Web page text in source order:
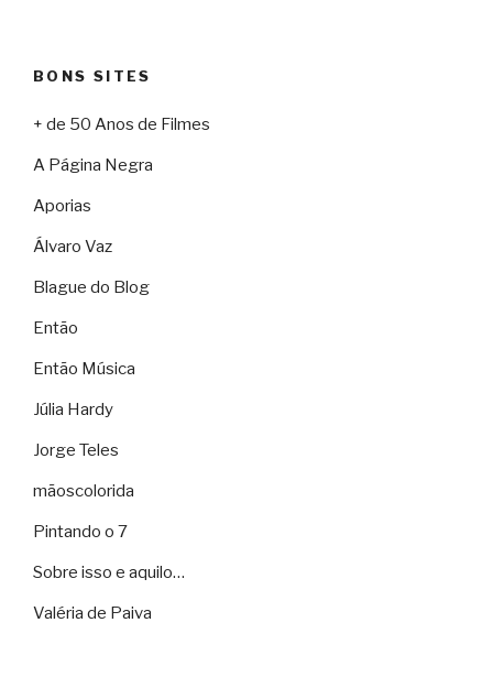
BONS SITES
+ de 50 Anos de Filmes
A Página Negra
Aporias
Álvaro Vaz
Blague do Blog
Então
Então Música
Júlia Hardy
Jorge Teles
mãoscolorida
Pintando o 7
Sobre isso e aquilo…
Valéria de Paiva